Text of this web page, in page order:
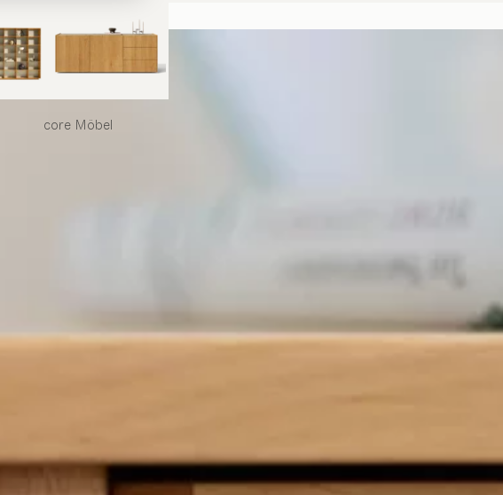
core Möbel